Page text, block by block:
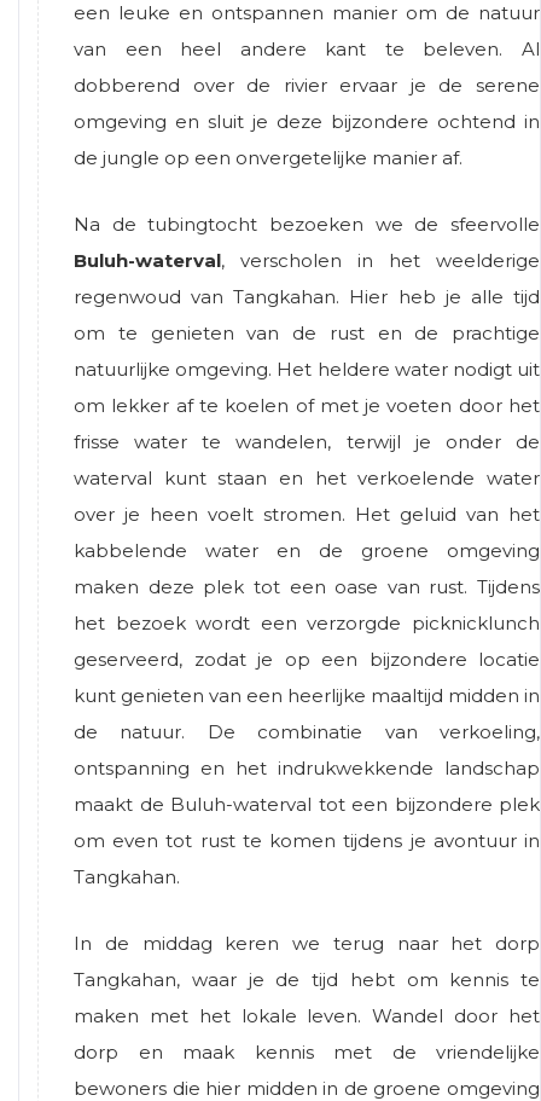
een leuke en ontspannen manier om de natuur
van een heel andere kant te beleven. Al
dobberend over de rivier ervaar je de serene
omgeving en sluit je deze bijzondere ochtend in
de jungle op een onvergetelijke manier af.
Na de tubingtocht bezoeken we de sfeervolle
Buluh-waterval, verscholen in het weelderige
regenwoud van Tangkahan. Hier heb je alle tijd
om te genieten van de rust en de prachtige
natuurlijke omgeving. Het heldere water nodigt uit
om lekker af te koelen of met je voeten door het
frisse water te wandelen, terwijl je onder de
waterval kunt staan en het verkoelende water
over je heen voelt stromen. Het geluid van het
kabbelende water en de groene omgeving
maken deze plek tot een oase van rust. Tijdens
het bezoek wordt een verzorgde picknicklunch
geserveerd, zodat je op een bijzondere locatie
kunt genieten van een heerlijke maaltijd midden in
de natuur. De combinatie van verkoeling,
ontspanning en het indrukwekkende landschap
maakt de Buluh-waterval tot een bijzondere plek
om even tot rust te komen tijdens je avontuur in
Tangkahan.
In de middag keren we terug naar het dorp
Tangkahan, waar je de tijd hebt om kennis te
maken met het lokale leven. Wandel door het
dorp en maak kennis met de vriendelijke
bewoners die hier midden in de groene omgeving